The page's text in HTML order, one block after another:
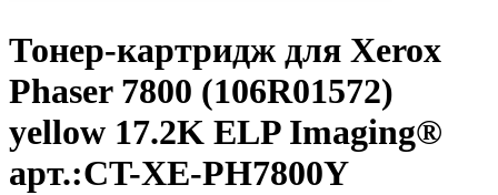
Тонер-картридж для Xerox
Phaser 7800 (106R01572)
yellow 17.2K ELP Imaging®
арт.:CT-XE-PH7800Y